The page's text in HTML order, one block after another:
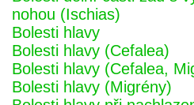
nohou (Ischias)
Bolesti hlavy
Bolesti hlavy (Cefalea)
Bolesti hlavy (Cefalea,
Bolesti hlavy (Migrény)